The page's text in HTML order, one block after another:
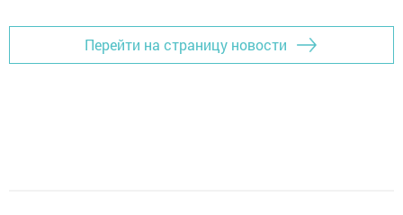
Перейти на страницу новости